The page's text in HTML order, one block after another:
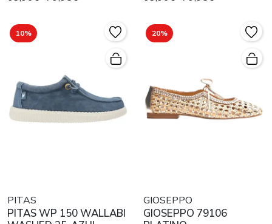
10%
PITAS
PITAS WP 150 WALLABI
20%
GIOSEPPO
GIOSEPPO 79106